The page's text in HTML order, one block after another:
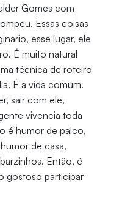
Gomes com
Essas coisas
esse lugar, ele
É muito natural
técnica de roteiro
É a vida comum.
sair com ele,
vivencia toda
é humor de palco,
de casa,
Então, é
gostoso participar